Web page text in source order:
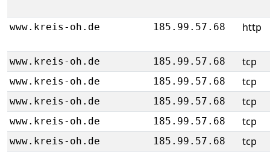
www.kreis-oh.de 185.99.57.68 http
www.kreis-oh.de 185.99.57.68 tcp
www.kreis-oh.de 185.99.57.68 tcp
www.kreis-oh.de 185.99.57.68 tcp
www.kreis-oh.de 185.99.57.68 tcp
www.kreis-oh.de 185.99.57.68 tcp